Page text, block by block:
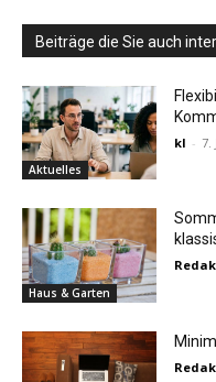
Beiträge die Sie auch
Aktuelles
kl - 7.
Haus & Garten